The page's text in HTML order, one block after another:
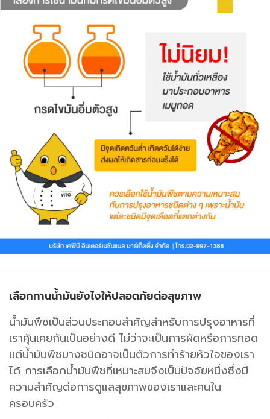
เลือกทานน้ำมันยังไงให้ปลอดภัยต่อสุขภาพ
น้ำมันพืชเป็นส่วนประกอบสำคัญสำหรับการปรุงอาหารที่
เราคุ้นเคยกันเป็นอย่างดี ไม่ว่าจะเป็นการผัดหรือการทอด
แต่น้ำมันพืชบางชนิดอาจเป็นตัวการทำร้ายหัวใจของเรา
ได้ การเลือกน้ำมันพืชที่เหมาะสมจึงเป็นปัจจัยหนึ่งซึ่งมี
ความสำคัญต่อการดูแลสุขภาพของเราและคนใน
ครอบครัว